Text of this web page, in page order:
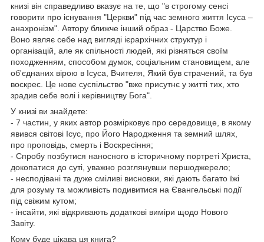
книзі він справедливо вказує на те, що "в строгому сенсі
говорити про існування "Церкви" під час земного життя Ісуса –
анахронізм". Автору ближче інший образ - Царство Боже.
Воно являє себе над вигляді ієрархічних структур і
організацій, але як спільності людей, які різняться своїм
походженням, способом думок, соціальним становищем, але
об'єднаних вірою в Ісуса, Вчителя, Який був страчений, та був
воскрес. Це нове суспільство "вже присутнє у житті тих, хто
зрадив себе волі і керівництву Бога".
У книзі ви знайдете:
- 7 частин, у яких автор розмірковує про середовище, в якому
явився світові Ісус, про Його Народження та земний шлях,
про проповідь, смерть і Воскресіння;
- Спробу позбутися наносного в історичному портреті Христа,
докопатися до суті, уважно розглянувши першоджерело;
- несподівані та дуже сміливі висновки, які дають багато їжі
для розуму та можливість подивитися на Євангельські події
під свіжим кутом;
- інсайти, які відкривають додаткові виміри щодо Нового
Завіту.
Кому буде цікава ця книга?